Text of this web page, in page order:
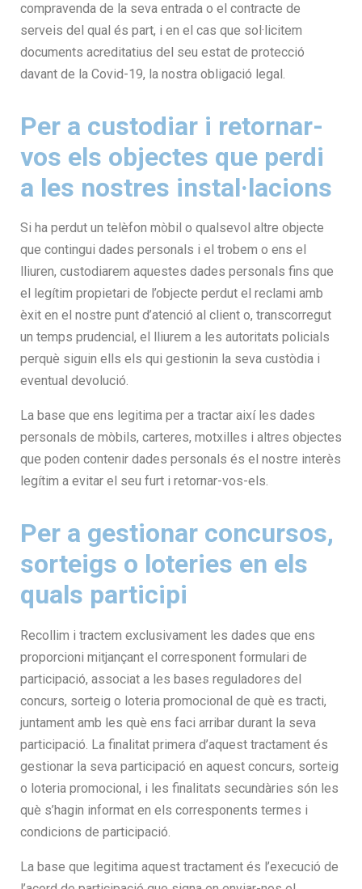
compravenda de la seva entrada o el contracte de
serveis del qual és part, i en el cas que sol·licitem
documents acreditatius del seu estat de protecció
davant de la Covid-19, la nostra obligació legal.
Per a custodiar i retornar-
vos els objectes que perdi
a les nostres instal·lacions
Si ha perdut un telèfon mòbil o qualsevol altre objecte
que contingui dades personals i el trobem o ens el
lliuren, custodiarem aquestes dades personals fins que
el legítim propietari de l’objecte perdut el reclami amb
èxit en el nostre punt d’atenció al client o, transcorregut
un temps prudencial, el lliurem a les autoritats policials
perquè siguin ells els qui gestionin la seva custòdia i
eventual devolució.
La base que ens legitima per a tractar així les dades
personals de mòbils, carteres, motxilles i altres objectes
que poden contenir dades personals és el nostre interès
legítim a evitar el seu furt i retornar-vos-els.
Per a gestionar concursos,
sorteigs o loteries en els
quals participi
Recollim i tractem exclusivament les dades que ens
proporcioni mitjançant el corresponent formulari de
participació, associat a les bases reguladores del
concurs, sorteig o loteria promocional de què es tracti,
juntament amb les què ens faci arribar durant la seva
participació. La finalitat primera d’aquest tractament és
gestionar la seva participació en aquest concurs, sorteig
o loteria promocional, i les finalitats secundàries són les
què s’hagin informat en els corresponents termes i
condicions de participació.
La base que legitima aquest tractament és l’execució de